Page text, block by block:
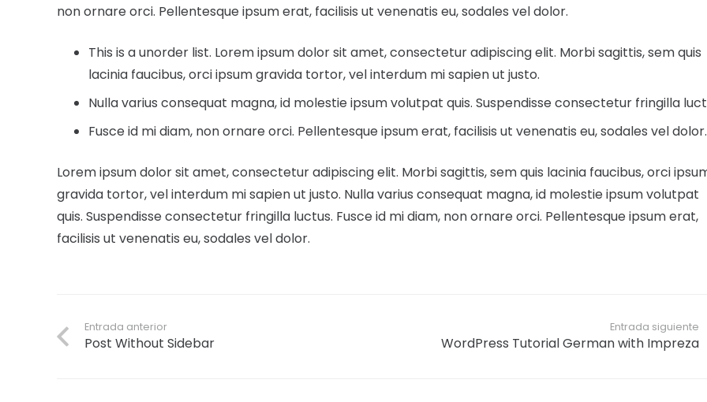
non ornare orci. Pellentesque ipsum erat, facilisis ut venenatis eu, sodales vel dolor.
This is a unorder list. Lorem ipsum dolor sit amet, consectetur adipiscing elit. Morbi sagittis, sem quis
lacinia faucibus, orci ipsum gravida tortor, vel interdum mi sapien ut justo.
Nulla varius consequat magna, id molestie ipsum volutpat quis. Suspendisse consectetur fringilla
Fusce id mi diam, non ornare orci. Pellentesque ipsum erat, facilisis ut venenatis eu, sodales vel dolor.
Lorem ipsum dolor sit amet, consectetur adipiscing elit. Morbi sagittis, sem quis lacinia faucibus, orci
gravida tortor, vel interdum mi sapien ut justo. Nulla varius consequat magna, id molestie ipsum volutpat
quis. Suspendisse consectetur fringilla luctus. Fusce id mi diam, non ornare orci. Pellentesque ipsum erat,
facilisis ut venenatis eu, sodales vel dolor.
Entrada anterior
Post Without Sidebar
Entrada siguiente
WordPress Tutorial German with Impreza